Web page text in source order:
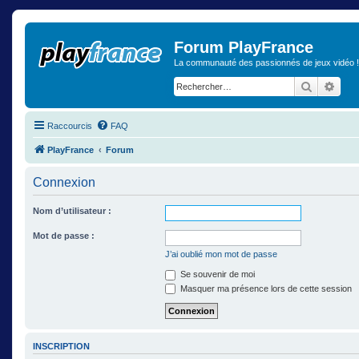
Forum PlayFrance
La communauté des passionnés de jeux vidéo !
Raccourcis FAQ
PlayFrance Forum
Connexion
Nom d’utilisateur :
Mot de passe :
J’ai oublié mon mot de passe
Se souvenir de moi
Masquer ma présence lors de cette session
INSCRIPTION